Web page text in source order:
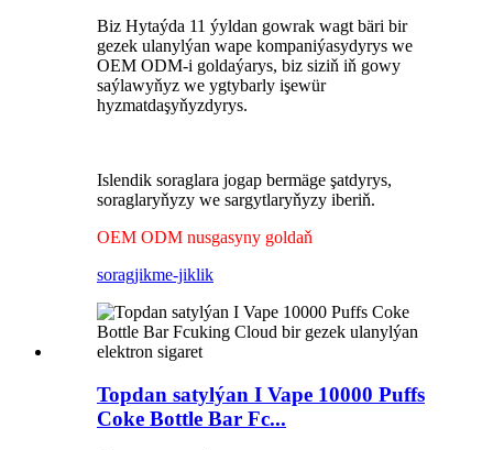
Biz Hytaýda 11 ýyldan gowrak wagt bäri bir
gezek ulanylýan wape kompaniýasydyrys we
OEM ODM-i goldaýarys, biz siziň iň gowy
saýlawyňyz we ygtybarly işewür
hyzmatdaşyňyzdyrys.
Islendik soraglara jogap bermäge şatdyrys,
soraglaryňyzy we sargytlaryňyzy iberiň.
OEM ODM nusgasyny goldaň
soragjikme-jiklik
Topdan satylýan I Vape 10000 Puffs
Coke Bottle Bar Fc...